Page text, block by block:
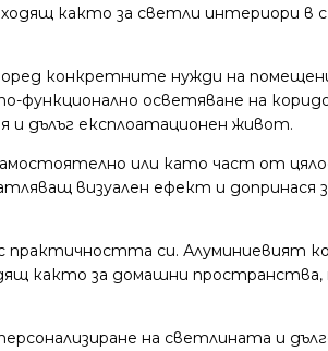
както за светли интериори
конкретните нужди на
осветяване на
и дълъг експлоатационен живот.
или като част от
визуален ефект и допринася
си. Алуминиевият
както за домашни
на светлината и